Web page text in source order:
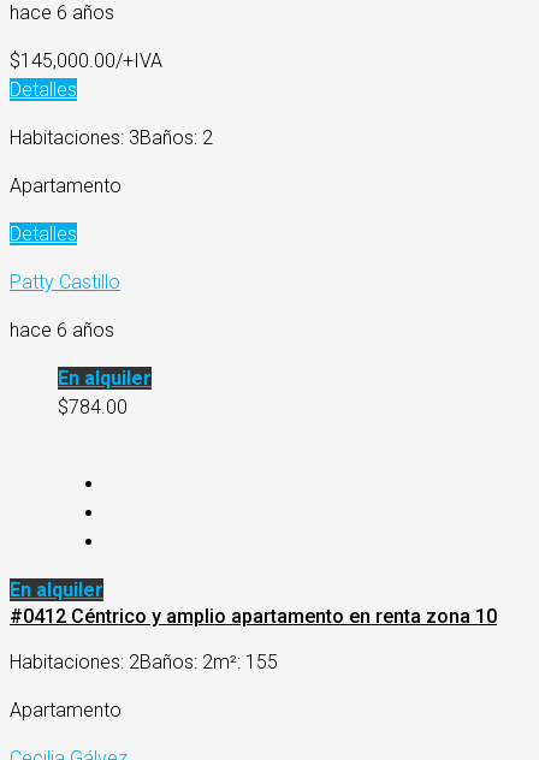
hace 6 años
$145,000.00/+IVA
Detalles
Habitaciones: 3Baños: 2
Apartamento
Detalles
Patty Castillo
hace 6 años
En alquiler
$784.00
En alquiler
#0412 Céntrico y amplio apartamento en renta zona 10
Habitaciones: 2Baños: 2m²: 155
Apartamento